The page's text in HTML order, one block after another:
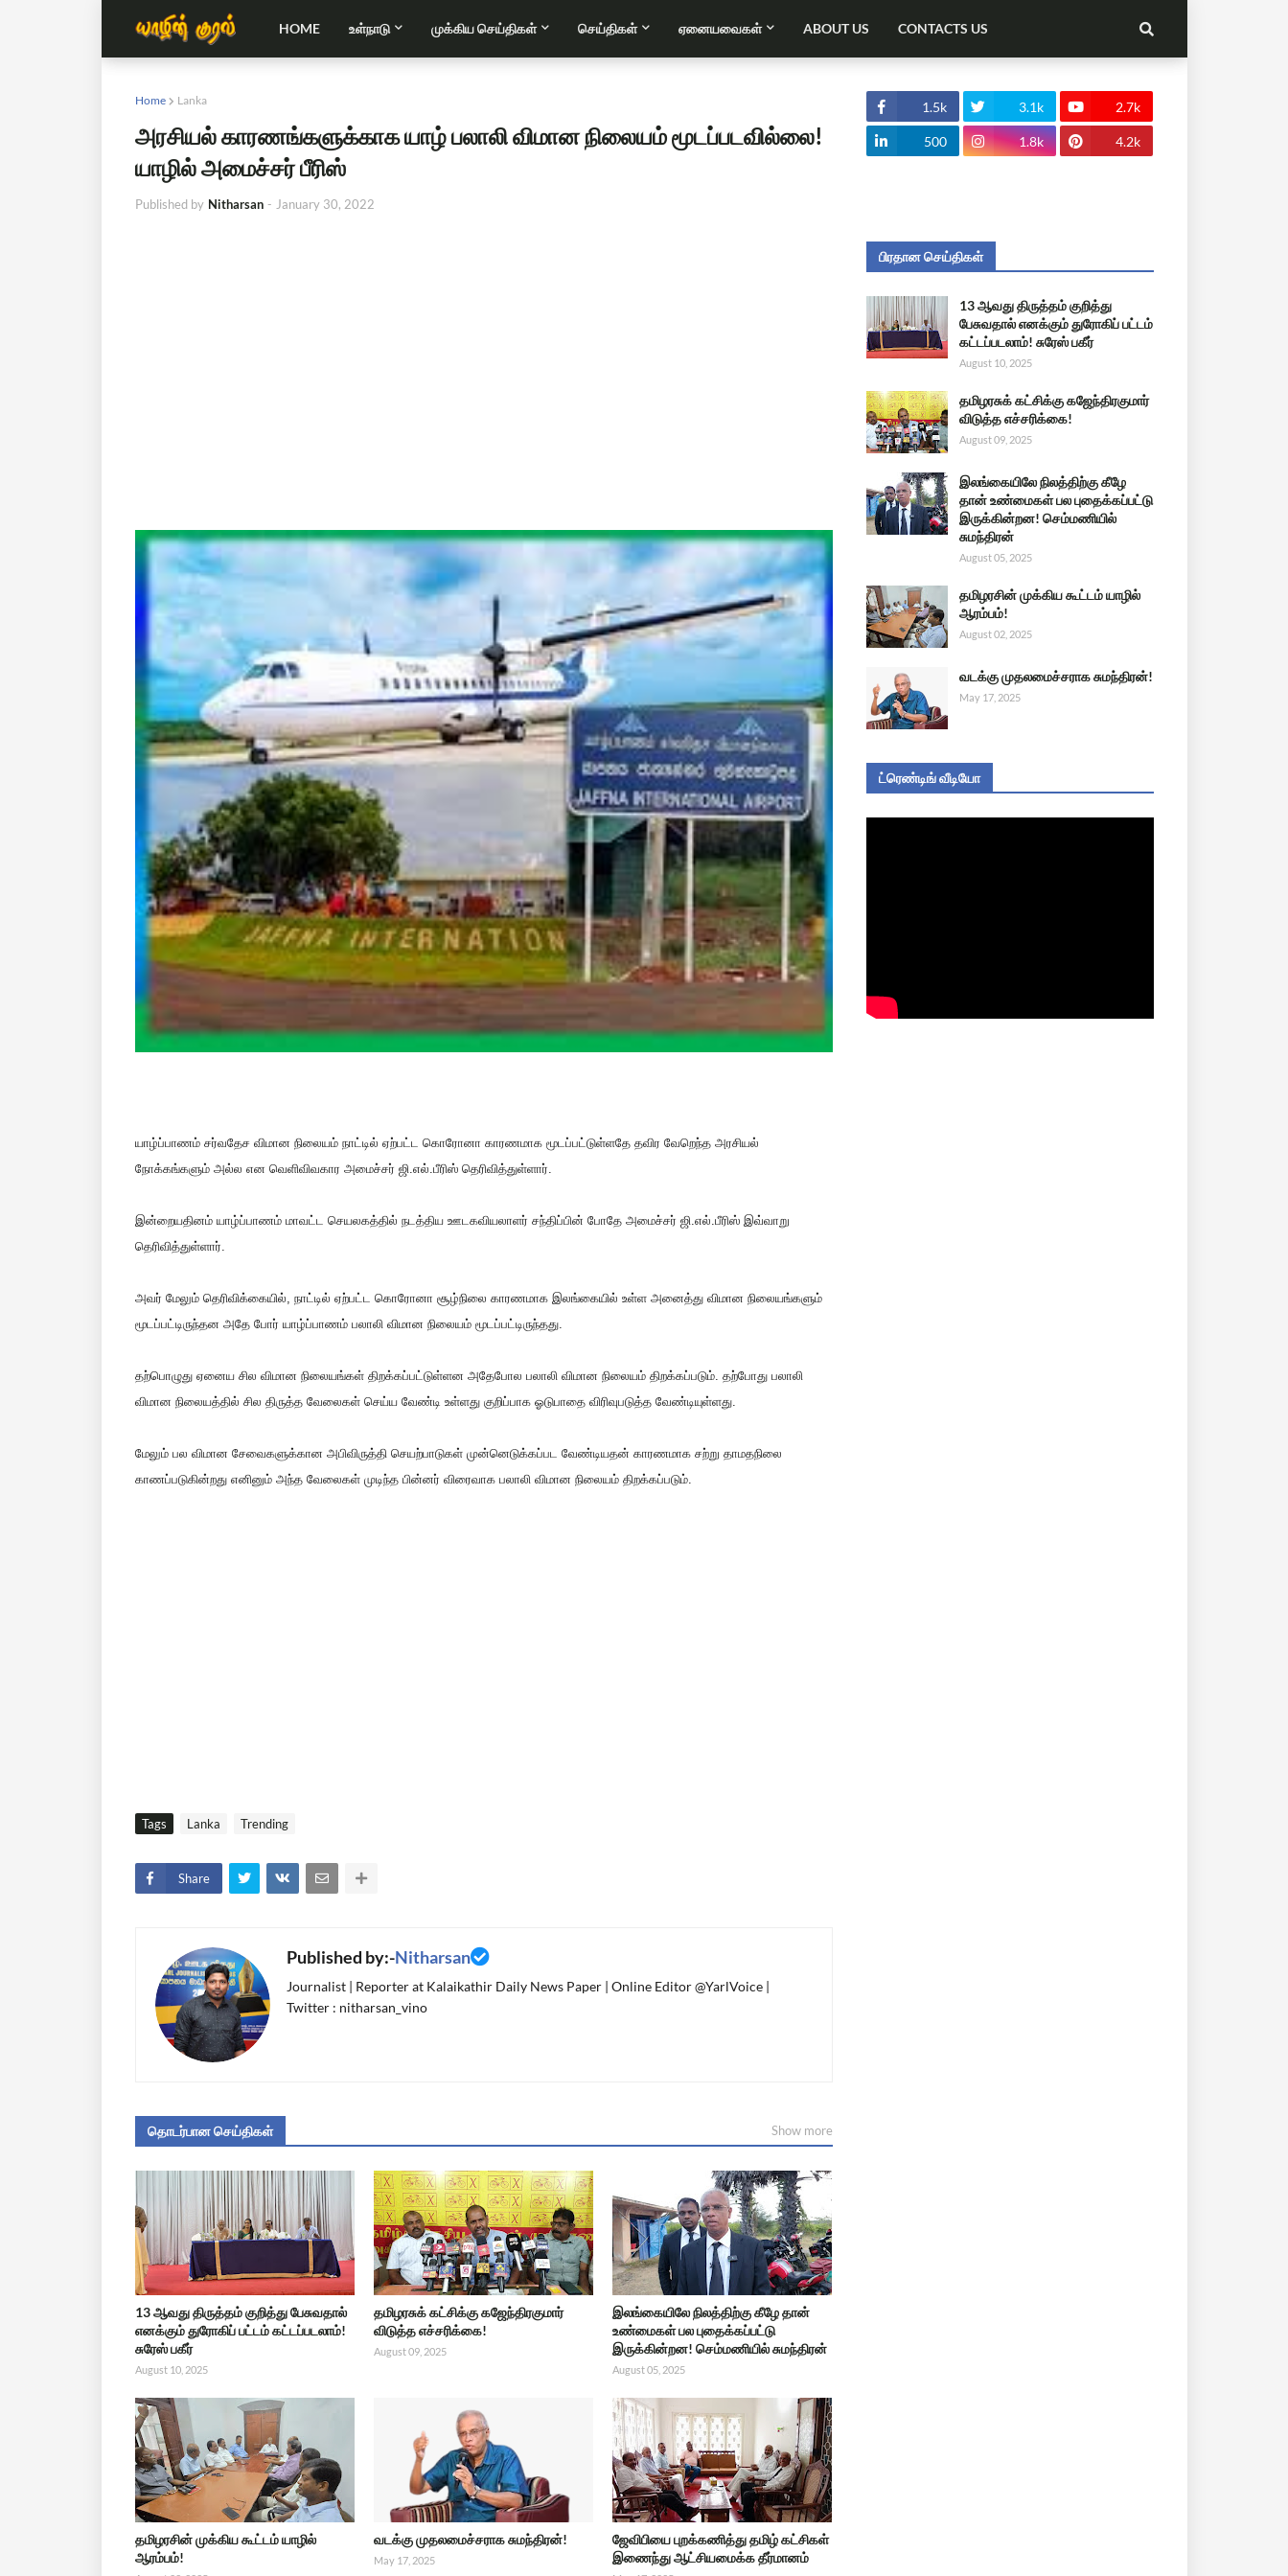
HOME உள்நாடு முக்கிய செய்திகள் செய்திகள் ஏனையவைகள் ABOUT US CONTACTS US
Home Lanka
அரசியல் காரணங்களுக்காக யாழ் பலாலி விமான நிலையம் மூடப்படவில்லை!
யாழில் அமைச்சர் பீரிஸ்
Published by Nitharsan - January 30, 2022
யாழ்ப்பாணம் சர்வதேச விமான நிலையம் நாட்டில் ஏற்பட்ட கொரோனா காரணமாக மூடப்பட்டுள்ளதே தவிர வேறெந்த அரசியல்
நோக்கங்களும் அல்ல என வெளிவிவகார அமைச்சர் ஜி.எல்.பீரிஸ் தெரிவித்துள்ளார்.
இன்றையதினம் யாழ்ப்பாணம் மாவட்ட செயலகத்தில் நடத்திய ஊடகவியலாளர் சந்திப்பின் போதே அமைச்சர் ஜி.எல்.பீரிஸ் இவ்வாறு
தெரிவித்துள்ளார்.
அவர் மேலும் தெரிவிக்கையில், நாட்டில் ஏற்பட்ட கொரோனா சூழ்நிலை காரணமாக இலங்கையில் உள்ள அனைத்து விமான நிலையங்களும்
மூடப்பட்டிருந்தன அதே போர் யாழ்ப்பாணம் பலாலி விமான நிலையம் மூடப்பட்டிருந்தது.
தற்பொழுது ஏனைய சில விமான நிலையங்கள் திறக்கப்பட்டுள்ளன அதேபோல பலாலி விமான நிலையம் திறக்கப்படும். தற்போது பலாலி
விமான நிலையத்தில் சில திருத்த வேலைகள் செய்ய வேண்டி உள்ளது குறிப்பாக ஓடுபாதை விரிவுபடுத்த வேண்டியுள்ளது.
மேலும் பல விமான சேவைகளுக்கான அபிவிருத்தி செயற்பாடுகள் முன்னெடுக்கப்பட வேண்டியதன் காரணமாக சற்று தாமதநிலை
காணப்படுகின்றது எனினும் அந்த வேலைகள் முடிந்த பின்னர் விரைவாக பலாலி விமான நிலையம் திறக்கப்படும்.
Tags Lanka Trending
Share
Published by:-Nitharsan
Journalist | Reporter at Kalaikathir Daily News Paper | Online Editor @YarlVoice |
Twitter : nitharsan_vino
தொடர்பான செய்திகள் Show more
13 ஆவது திருத்தம் குறித்து பேசுவதால்
எனக்கும் துரோகிப் பட்டம் கட்டப்படலாம்!
சுரேஸ் பகீர்
August 10, 2025
தமிழரசுக் கட்சிக்கு கஜேந்திரகுமார்
விடுத்த எச்சரிக்கை!
August 09, 2025
இலங்கையிலே நிலத்திற்கு கீழே தான்
உண்மைகள் பல புதைக்கப்பட்டு
இருக்கின்றன! செம்மணியில் சுமந்திரன்
August 05, 2025
தமிழரசின் முக்கிய கூட்டம் யாழில்
ஆரம்பம்!
வடக்கு முதலமைச்சராக சுமந்திரன்!
May 17, 2025
ஜேவிபியை புறக்கணித்து தமிழ் கட்சிகள்
இணைந்து ஆட்சியமைக்க தீர்மானம்
1.5k 3.1k 2.7k
500 1.8k 4.2k
பிரதான செய்திகள்
13 ஆவது திருத்தம் குறித்து
பேசுவதால் எனக்கும் துரோகிப் பட்டம்
கட்டப்படலாம்! சுரேஸ் பகீர்
August 10, 2025
தமிழரசுக் கட்சிக்கு கஜேந்திரகுமார்
விடுத்த எச்சரிக்கை!
August 09, 2025
இலங்கையிலே நிலத்திற்கு கீழே
தான் உண்மைகள் பல புதைக்கப்பட்டு
இருக்கின்றன! செம்மணியில்
சுமந்திரன்
August 05, 2025
தமிழரசின் முக்கிய கூட்டம் யாழில்
ஆரம்பம்!
August 02, 2025
வடக்கு முதலமைச்சராக சுமந்திரன்!
May 17, 2025
ட்ரெண்டிங் வீடியோ